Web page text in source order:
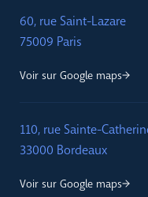
60, rue Saint-Lazare
75009 Paris
Voir sur Google maps
110, rue Sainte-
33000 Bordeaux
Voir sur Google maps